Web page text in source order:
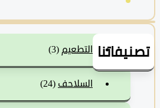
التطعيم(3)
السلاحف(24)